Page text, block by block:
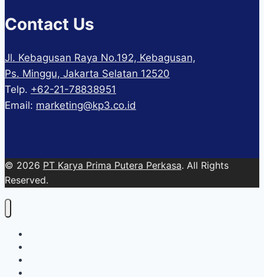
Contact Us
Jl. Kebagusan Raya No.192, Kebagusan,
Ps. Minggu, Jakarta Selatan 12520
Telp. +62-21-78838951
Email: marketing@kp3.co.id
© 2026 PT Karya Prima Putera Perkasa. All Rights
Reserved.